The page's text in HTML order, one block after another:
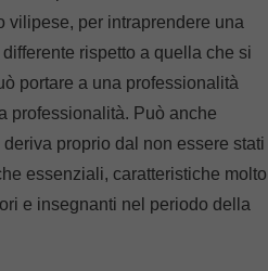
vilipese, per intraprendere una
rispetto a quella che si
portare a una professionalità
professionalità. Può anche
proprio dal non essere stati
essenziali, caratteristiche molto
e insegnanti nel periodo della